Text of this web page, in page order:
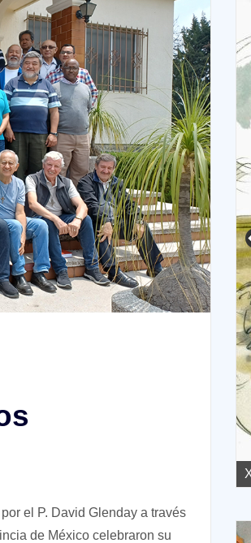
el P. David Glenday a través
de México celebraron su